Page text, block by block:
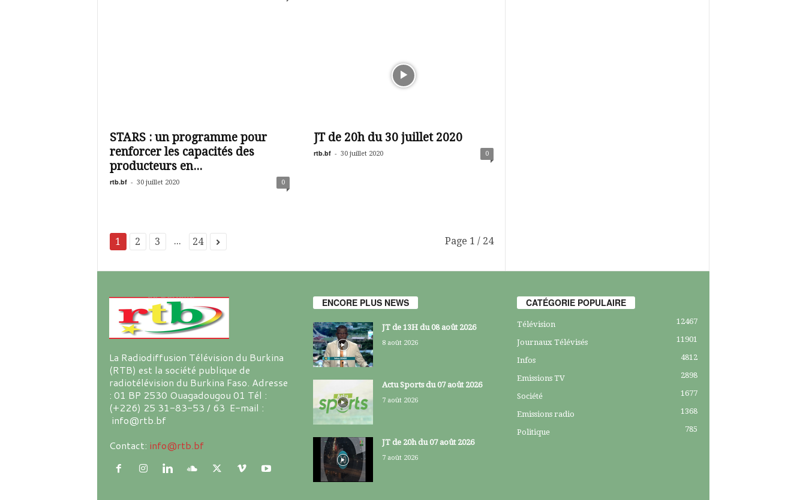
STARS : un programme pour
renforcer les capacités des
producteurs en...
rtb.bf - 30 juillet 2020 0
JT de 20h du 30 juillet 2020
rtb.bf - 30 juillet 2020 0
1 2 3 ... 24 Page 1 / 24
La Radiodiffusion Télévision du Burkina
(RTB) est la société publique de
radiotélévision du Burkina Faso. Adresse
: 01 BP 2530 Ouagadougou 01 Tél :
(+226) 25 31-83-53 / 63 E-mail :
info@rtb.bf
Contact: info@rtb.bf
ENCORE PLUS NEWS
JT de 13H du 08 août 2026
8 août 2026
Actu Sports du 07 août 2026
7 août 2026
JT de 20h du 07 août 2026
7 août 2026
CATÉGORIE POPULAIRE
Télévision 12467
Journaux Télévisés 11901
Infos 4812
Emissions TV 2898
Société 1677
Emissions radio 1368
Politique 785